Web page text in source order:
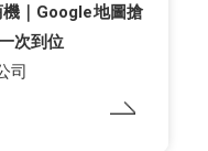
機｜Google地圖搶
次到位
司